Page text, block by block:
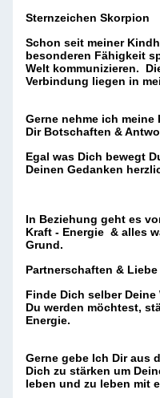
Sternzeichen Skorpion
Schon seit meiner
besonderen Fähigkeit
Welt kommunizieren.
Verbindung liegen in
Gerne nehme ich
Dir Botschaften &
Egal was Dich bewegt
Deinen Gedanken
In Beziehung geht es
Kraft - Energie & alles
Grund.
Partnerschaften & Liebe
Finde Dich selber
Du werden möchtest,
Energie.
Gerne gebe Ich Dir aus
Dich zu stärken um
leben und zu leben mit